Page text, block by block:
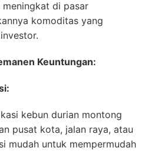
di pasar
komoditas yang
Keuntungan:
kebun durian montong
pusat kota, jalan raya, atau
mudah untuk mempermudah